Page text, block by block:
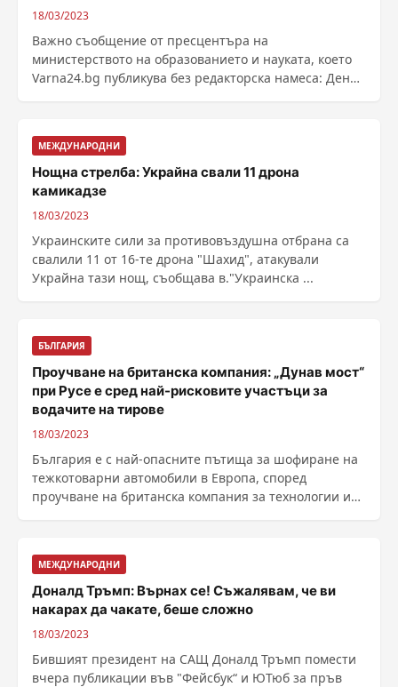
18/03/2023
Важно съобщение от пресцентъра на
министерството на образованието и науката, което
Varna24.bg публикува без редакторска намеса: Денят
МЕЖДУНАРОДНИ
Нощна стрелба: Украйна свали 11 дрона
камикадзе
18/03/2023
Украинските сили за противовъздушна отбрана са
свалили 11 от 16-те дрона "Шахид", атакували
Украйна тази нощ, съобщава в."Украинска ...
БЪЛГАРИЯ
Проучване на британска компания: „Дунав мост“
при Русе е сред най-рисковите участъци за
водачите на тирове
18/03/2023
България е с най-опасните пътища за шофиране на
тежкотоварни автомобили в Европа, според
проучване на британска компания за технологии и
МЕЖДУНАРОДНИ
Доналд Тръмп: Върнах се! Съжалявам, че ви
накарах да чакате, беше сложно
18/03/2023
Бившият президент на САЩ Доналд Тръмп помести
вчера публикации във "Фейсбук“ и ЮТюб за пръв